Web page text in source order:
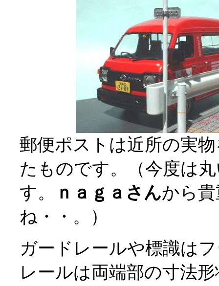
郵便ポストは近所の実
たものです。（今度は
す。
ｎａｇａさんから
ね・・。）
ガードレールや標識は
レールは両端部の寸法